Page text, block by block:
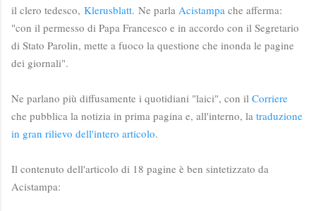
il clero tedesco, Klerusblatt. Ne parla Acistampa che afferma:
"con il permesso di Papa Francesco e in accordo con il Segretario
di Stato Parolin, mette a fuoco la questione che inonda le pagine
dei giornali".
Ne parlano più diffusamente i quotidiani "laici", con il Corriere
che pubblica la notizia in prima pagina e, all'interno, la traduzione
in gran rilievo dell'intero articolo.
Il contenuto dell'articolo di 18 pagine è ben sintetizzato da
Acistampa: